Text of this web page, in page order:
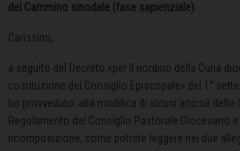
del Cammino sinodale (fase sapienziale).
Carissimi,
a seguito del Decreto «per il riordino della Curia
costituzione del Consiglio Episcopale» del 1°
ho provveduto: alla modifica di alcuni articoli dello
Regolamento del Consiglio Pastorale Diocesano e
ricomposizione, come potrete leggere nei due